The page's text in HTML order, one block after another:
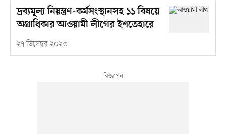
দ্রব্যমূল্য নিয়ন্ত্রণ-কর্মসংস্থানসহ ১১ বিষয়ে
অগ্রাধিকার আওয়ামী লীগের ইশতেহারে
২৭ ডিসেম্বর ২০২৩